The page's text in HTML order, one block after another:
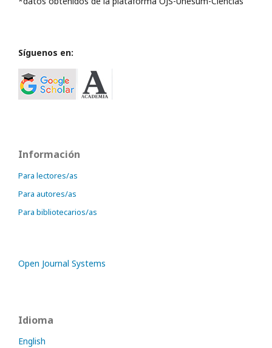
Síguenos en:
Información
Para lectores/as
Para autores/as
Para bibliotecarios/as
Open Journal Systems
Idioma
English